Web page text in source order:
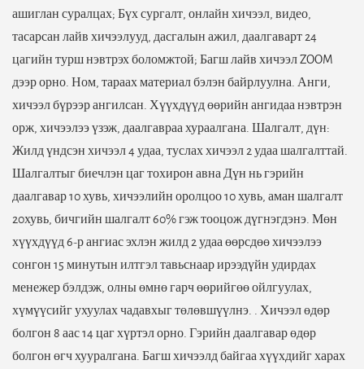
ашиглан суралцах; Бүх сургалт, онлайн хичээл, видео,
тасарсан лайв хичээлууд, дасгалын ажил, даалгаварт 24
цагийн турш нэвтрэх боломжтой; Багш лайв хичээл ZOOM
дээр орно. Ном, тараах материал бэлэн байрлуулна. Анги,
хичээл бүрээр ангилсан. Хүүхдүүд өөрийн ангидаа нэвтрэн
орж, хичээлээ үзэж, даалгавраа хураалгана. Шалгалт, дүн:
Жилд үндсэн хичээл 4 удаа, туслах хичээл 2 удаа шалгалттай.
Шалгалтыг биечлэн цаг тохирон авна Дүн нь гэрийн
даалгавар 10 хувь, хичээлийн оролцоо 10 хувь, аман шалгалт
20хувь, бичгийн шалгалт 60% гэж тооцож дүгнэгдэнэ. Мөн
хүүхдүүд 6-р ангиас эхлэн жилд 2 удаа өөрсдөө хичээлээ
сонгон 15 минутын илтгэл тавьснаар ирээдүйн удирдах
менежер бэлдэж, олны өмнө гарч өөрийгөө ойлгуулах,
хүмүүсийг ухуулах чадавхыг төлөвшүүлнэ. . Хичээл өдөр
болгон 8 аас 14 цаг хүртэл орно. Гэрийн даалгавар өдөр
болгон өгч хууралгана. Багш хичээлд байгаа хүүхдийг харах